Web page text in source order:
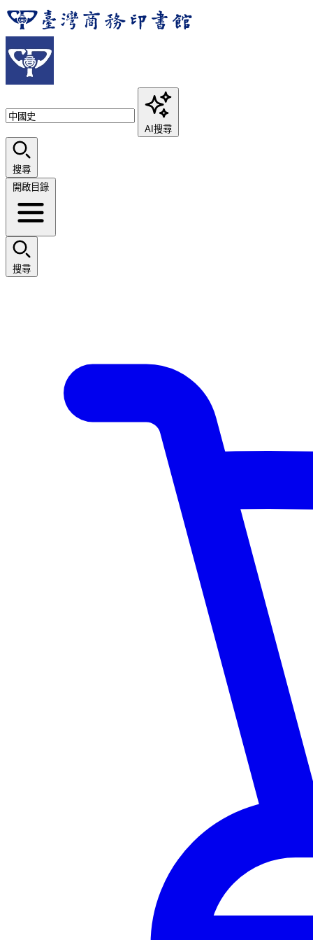
AI搜尋
搜尋
開啟目錄
搜尋